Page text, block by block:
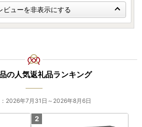
報』の『最新情報』をご覧ください。
寄附者様のご都合による寄附申込のキ
変更等はいたしかねます。あらかじめご
・ワンストップ申請書）について
ビューを非表示にする
の人気返礼品ランキング
2026年7月31日～2026年8月6日